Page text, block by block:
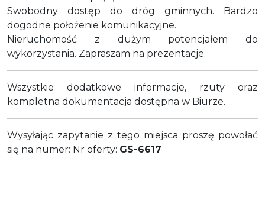
Swobodny dostęp do dróg gminnych. Bardzo
dogodne położenie komunikacyjne.
Nieruchomość z dużym potencjałem do
wykorzystania. Zapraszam na prezentacje.
Wszystkie dodatkowe informacje, rzuty oraz
kompletna dokumentacja dostępna w Biurze.
Wysyłając zapytanie z tego miejsca proszę powołać
się na numer: Nr oferty: GS-6617